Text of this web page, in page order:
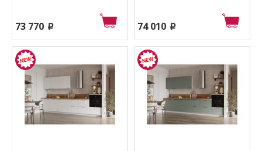
73 770 p 74 010 p